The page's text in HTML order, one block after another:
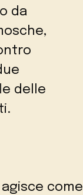
da
delle
come